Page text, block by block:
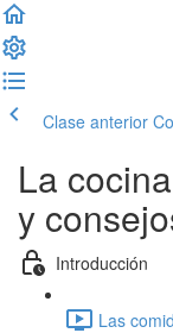
Clase anterior
La
y
Introducción
Las